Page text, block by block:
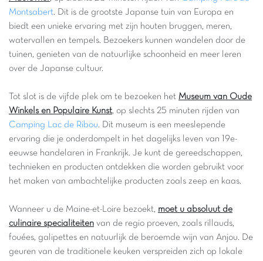
Montsabert. Dit is de grootste Japanse tuin van Europa en
biedt een unieke ervaring met zijn houten bruggen, meren,
watervallen en tempels. Bezoekers kunnen wandelen door de
tuinen, genieten van de natuurlijke schoonheid en meer leren
over de Japanse cultuur.
Tot slot is de vijfde plek om te bezoeken het Museum van Oude
Winkels en Populaire Kunst, op slechts 25 minuten rijden van
Camping Lac de Ribou. Dit museum is een meeslepende
ervaring die je onderdompelt in het dagelijks leven van 19e-
eeuwse handelaren in Frankrijk. Je kunt de gereedschappen,
technieken en producten ontdekken die worden gebruikt voor
het maken van ambachtelijke producten zoals zeep en kaas.
Wanneer u de Maine-et-Loire bezoekt, moet u absoluut de
culinaire specialiteiten van de regio proeven, zoals rillauds,
fouées, galipettes en natuurlijk de beroemde wijn van Anjou. De
geuren van de traditionele keuken verspreiden zich op lokale